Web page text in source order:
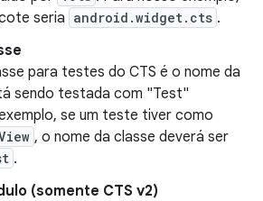
seria android.widget.cts .
para testes do CTS é o nome da
sendo testada com "Test"
se um teste tiver como
, o nome da classe deverá ser
.
(somente CTS v2)